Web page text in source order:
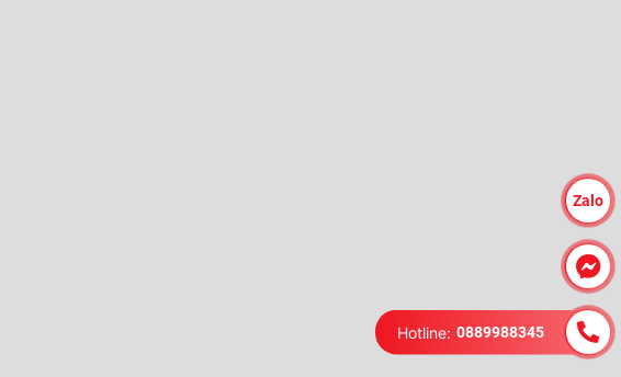
Zalo
Hotline: 0889988345